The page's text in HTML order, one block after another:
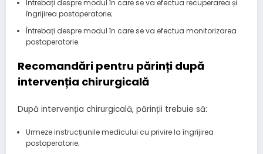
Întrebați despre modul în care se va efectua recuperarea și
îngrijirea postoperatorie;
Întrebați despre modul în care se va efectua monitorizarea
postoperatorie.
Recomandări pentru părinți după
intervenția chirurgicală
După intervenția chirurgicală, părinții trebuie să:
Urmeze instrucțiunile medicului cu privire la îngrijirea
postoperatorie;